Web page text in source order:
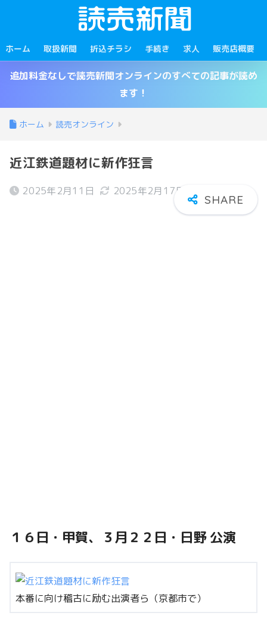
ホーム 取扱新聞 折込チラシ 手続き 求人 販売店概要
追加料金なしで読売新聞オンラインのすべての記事が読め
ます！
ホーム 読売オンライン
近江鉄道題材に新作狂言
2025年2月11日 2025年2月17日
１６日・甲賀、３月２２日・日野 公演
本番に向け稽古に励む出演者ら（京都市で）